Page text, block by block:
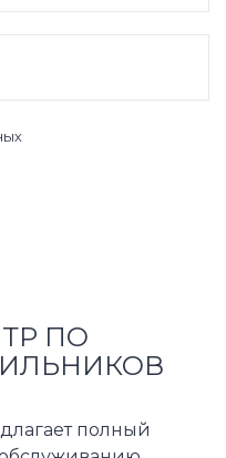
ПО
полный